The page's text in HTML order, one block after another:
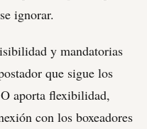
ignorar.
y mandatorias
que sigue los
aporta flexibilidad,
con los boxeadores